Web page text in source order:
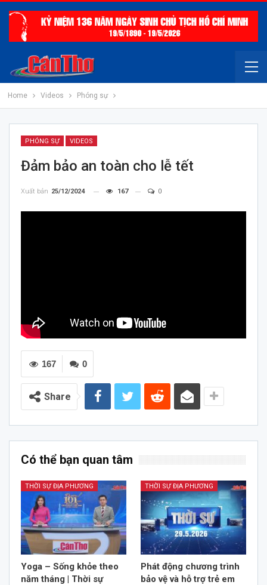
Home Videos Phóng sự
PHÓNG SỰ VIDEOS
Đảm bảo an toàn cho lễ tết
Xuất bản 25/12/2024 167 0
0
167
Share
Có thể bạn quan tâm
THỜI SỰ ĐỊA PHƯƠNG
Yoga – Sống khỏe theo
năm tháng | Thời sự
THỜI SỰ ĐỊA PHƯƠNG
Phát động chương trình
bảo vệ và hỗ trợ trẻ em